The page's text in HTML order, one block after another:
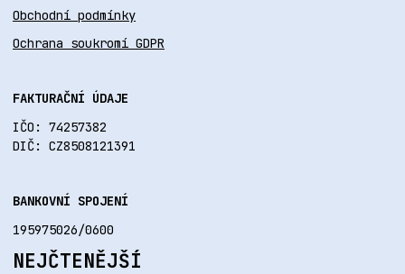
Obchodní podmínky
Ochrana soukromí GDPR
FAKTURAČNÍ ÚDAJE
IČO: 74257382
DIČ: CZ8508121391
BANKOVNÍ SPOJENÍ
195975026/0600
NEJČTENĚJŠÍ